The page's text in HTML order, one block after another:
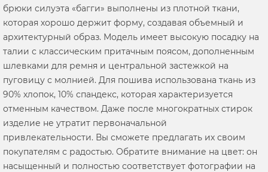
брюки силуэта «багги» выполнены из плотной ткани,
которая хорошо держит форму, создавая объемный и
архитектурный образ. Модель имеет высокую посадку на
талии с классическим притачным поясом, дополненным
шлевками для ремня и центральной застежкой на
пуговицу с молнией. Для пошива использована ткань из
90% хлопок, 10% спандекс, которая характеризуется
отменным качеством. Даже после многократных стирок
изделие не утратит первоначальной
привлекательности. Вы сможете предлагать их своим
покупателям с радостью. Обратите внимание на цвет: он
насыщенный и полностью соответствует фотографии на